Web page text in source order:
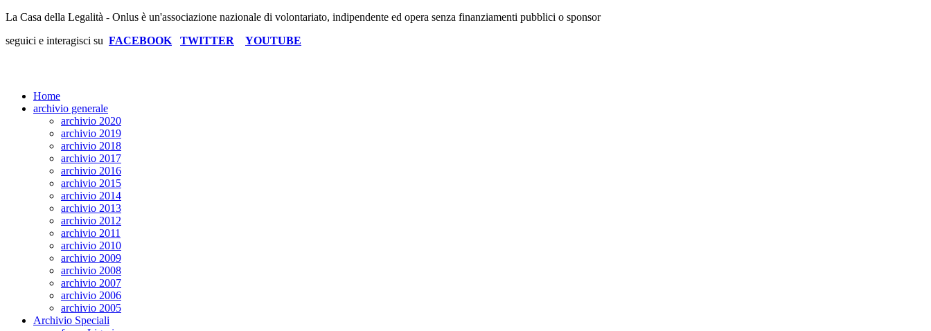
La Casa della Legalità - Onlus è un'associazione nazionale di volontariato, indipendente ed opera senza finanziamenti pubblici o sponsor
seguici e interagisci su FACEBOOK TWITTER YOUTUBE
Home
archivio generale
archivio 2020
archivio 2019
archivio 2018
archivio 2017
archivio 2016
archivio 2015
archivio 2014
archivio 2013
archivio 2012
archivio 2011
archivio 2010
archivio 2009
archivio 2008
archivio 2007
archivio 2006
archivio 2005
Archivio Speciali